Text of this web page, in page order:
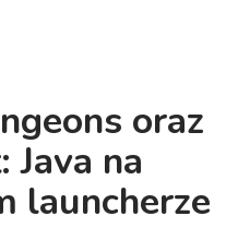
oraz
Java na
launcherze